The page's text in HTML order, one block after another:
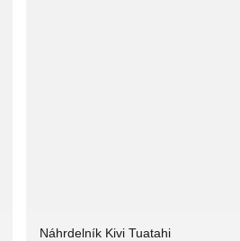
Náhrdelník Kivi Tuatahi